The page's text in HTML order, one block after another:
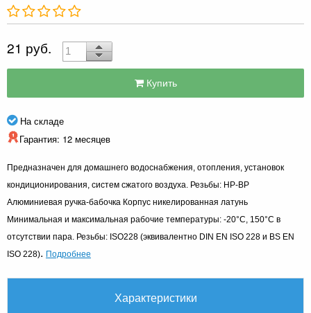
21 руб.
Купить
На складе
Гарантия: 12 месяцев
Предназначен для домашнего водоснабжения, отопления, установок
кондиционирования, систем сжатого воздуха. Резьбы: НР-ВР
Алюминиевая ручка-бабочка Корпус никелированная латунь
Минимальная и максимальная рабочие температуры: -20°C, 150°C в
отсутствии пара. Резьбы: ISO228 (эквивалентно DIN EN ISO 228 и BS EN
ISO 228). Подробнее
Характеристики